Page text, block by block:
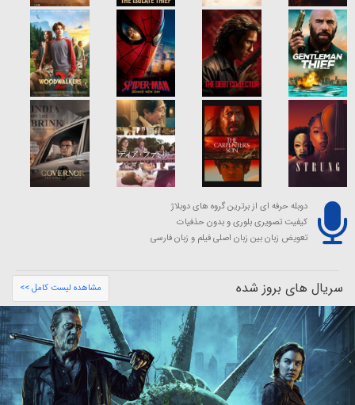
دوبله حرفه ای از برترین گروه های دوبلاژ
کیفیت تصویری بلوری و بدون حذفیات
تعویض زبان بین زبان اصلی فیلم و زبان فارسی
سریال های بروز شده مشاهده لیست کامل >>